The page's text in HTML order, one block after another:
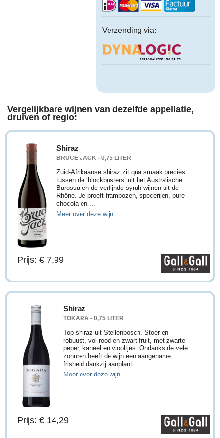
Verzending via:
Vergelijkbare wijnen van dezelfde appellatie,
druiven of regio:
Shiraz
BRUCE JACK - 0,75 LITER
Zuid-Afrikaanse shiraz zit qua smaak precies
tussen de ‘blockbusters’ uit het Australische
Barossa en de verfijnde syrah wijnen uit de
Rhône. Je proeft frambozen, specerijen, pure
chocola en ...
Meer over deze wijn
Prijs: € 7,99
Shiraz
TOKARA - 0,75 LITER
Top shiraz uit Stellenbosch. Stoer en
robuust, vol rood en zwart fruit, met zwarte
peper, kaneel en viooltjes. Ondanks de vele
zonuren heeft de wijn een aangename
frisheid dankzij aanplant ...
Meer over deze wijn
Prijs: € 14,29